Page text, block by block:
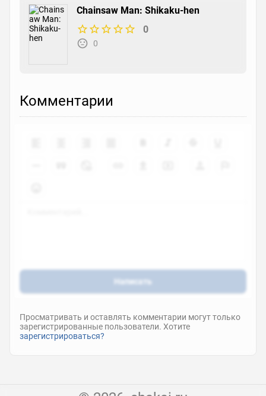
Chainsaw Man: Shikaku-hen
0
0
Комментарии
Написать
Просматривать и оставлять комментарии могут только
зарегистрированные пользователи. Хотите
зарегистрироваться?